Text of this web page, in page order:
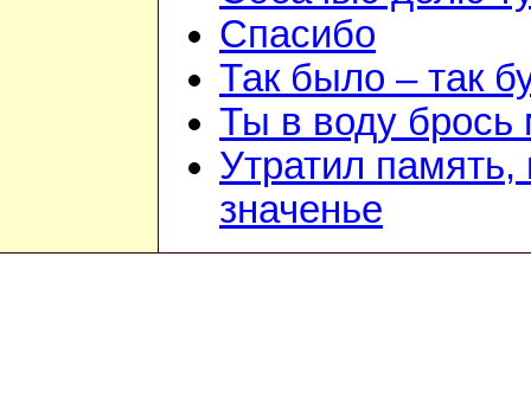
Спасибо
Так было – так
Ты в воду брось
Утратил память,
значенье